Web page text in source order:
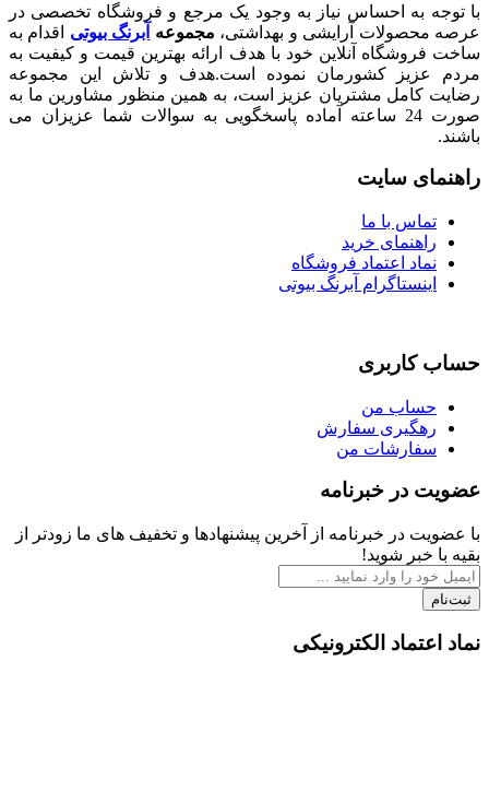
با توجه به احساس نیاز به وجود یک مرجع و فروشگاه تخصصی در
عرصه محصولات آرایشی و بهداشتی، مجموعه آبرنگ بیوتی اقدام به
ساخت فروشگاه آنلاین خود با هدف ارائه بهترین قیمت و کیفیت به
مردم عزیز کشورمان نموده است.هدف و تلاش این مجموعه
رضایت کامل مشتریان عزیز است، به همین منظور مشاورین ما به
صورت 24 ساعته آماده پاسخگویی به سوالات شما عزیزان می
باشند.
راهنمای سایت
تماس با ما
راهنمای خرید
نماد اعتماد فروشگاه
اینستاگرام آبرنگ بیوتی
حساب کاربری
حساب من
رهگیری سفارش
سفارشات من
عضویت در خبرنامه
با عضویت در خبرنامه از آخرین پیشنهادها و تخفیف های ما زودتر از
بقیه با خبر شوید!
ثبت‌نام
نماد اعتماد الکترونیکی